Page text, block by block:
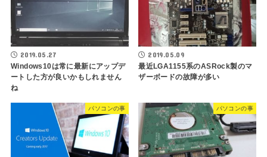
2019.05.27
Windows10は常に最新にアップデ
ートした方が良いかもしれません
ね
2019.05.09
最近LGA1155系のASRock製のマ
ザーボードの故障が多い
パソコンの事 パソコンの事